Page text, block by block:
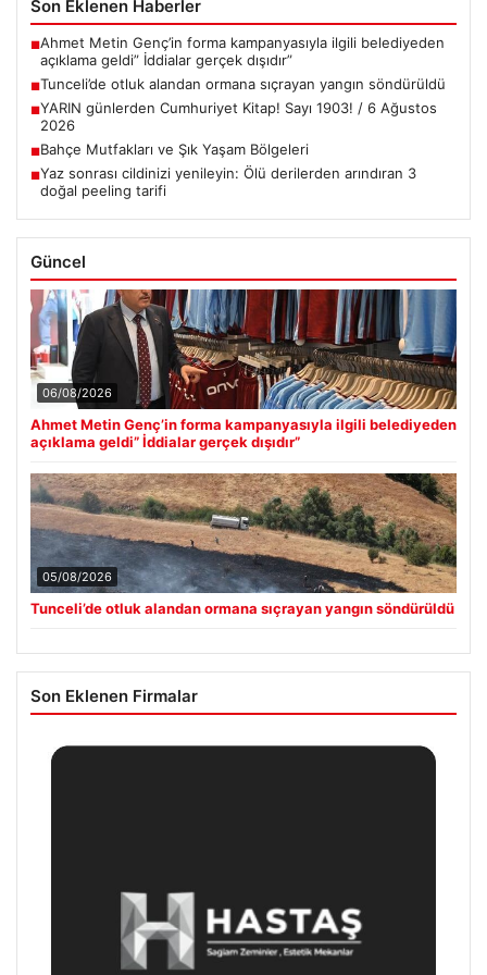
Son Eklenen Haberler
■Ahmet Metin Genç’in forma kampanyasıyla ilgili belediyeden
açıklama geldi” İddialar gerçek dışıdır”
■Tunceli’de otluk alandan ormana sıçrayan yangın söndürüldü
■YARIN günlerden Cumhuriyet Kitap! Sayı 1903! / 6 Ağustos
2026
■Bahçe Mutfakları ve Şık Yaşam Bölgeleri
■Yaz sonrası cildinizi yenileyin: Ölü derilerden arındıran 3
doğal peeling tarifi
Güncel
06/08/2026
Ahmet Metin Genç’in forma kampanyasıyla ilgili belediyeden
açıklama geldi” İddialar gerçek dışıdır”
05/08/2026
Tunceli’de otluk alandan ormana sıçrayan yangın söndürüldü
Son Eklenen Firmalar